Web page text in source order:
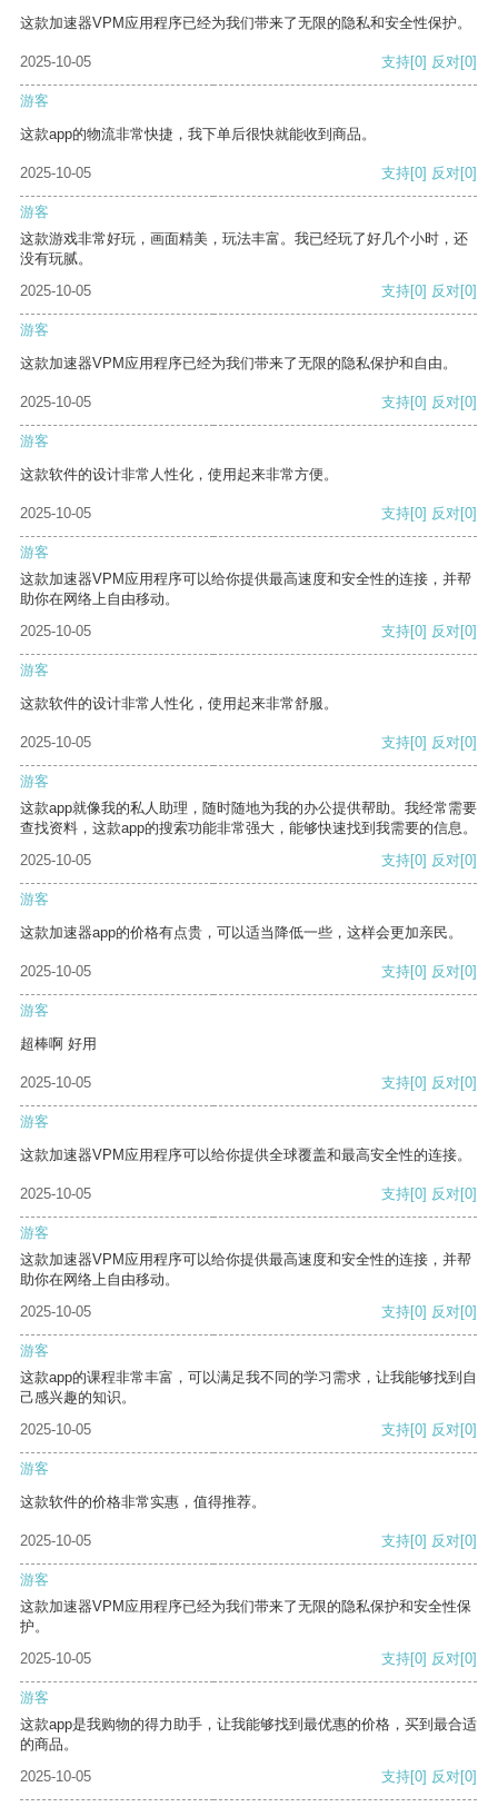
这款加速器VPM应用程序已经为我们带来了无限的隐私和安全性保护。
2025-10-05 支持[0] 反对[0]
游客
这款app的物流非常快捷，我下单后很快就能收到商品。
2025-10-05 支持[0] 反对[0]
游客
这款游戏非常好玩，画面精美，玩法丰富。我已经玩了好几个小时，还
没有玩腻。
2025-10-05
支持[0] 反对[0]
游客
这款加速器VPM应用程序已经为我们带来了无限的隐私保护和自由。
2025-10-05 支持[0] 反对[0]
游客
这款软件的设计非常人性化，使用起来非常方便。
2025-10-05 支持[0] 反对[0]
游客
这款加速器VPM应用程序可以给你提供最高速度和安全性的连接，并帮
助你在网络上自由移动。
2025-10-05
支持[0] 反对[0]
游客
这款软件的设计非常人性化，使用起来非常舒服。
2025-10-05 支持[0] 反对[0]
游客
这款app就像我的私人助理，随时随地为我的办公提供帮助。我经常需要
查找资料，这款app的搜索功能非常强大，能够快速找到我需要的信息。
2025-10-05
支持[0] 反对[0]
游客
这款加速器app的价格有点贵，可以适当降低一些，这样会更加亲民。
2025-10-05 支持[0] 反对[0]
游客
超棒啊 好用
2025-10-05 支持[0] 反对[0]
游客
这款加速器VPM应用程序可以给你提供全球覆盖和最高安全性的连接。
2025-10-05 支持[0] 反对[0]
游客
这款加速器VPM应用程序可以给你提供最高速度和安全性的连接，并帮
助你在网络上自由移动。
2025-10-05
支持[0] 反对[0]
游客
这款app的课程非常丰富，可以满足我不同的学习需求，让我能够找到自
己感兴趣的知识。
2025-10-05
支持[0] 反对[0]
游客
这款软件的价格非常实惠，值得推荐。
2025-10-05 支持[0] 反对[0]
游客
这款加速器VPM应用程序已经为我们带来了无限的隐私保护和安全性保
护。
2025-10-05
支持[0] 反对[0]
游客
这款app是我购物的得力助手，让我能够找到最优惠的价格，买到最合适
的商品。
2025-10-05
支持[0] 反对[0]